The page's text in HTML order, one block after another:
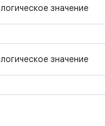
логическое значение
логическое значение